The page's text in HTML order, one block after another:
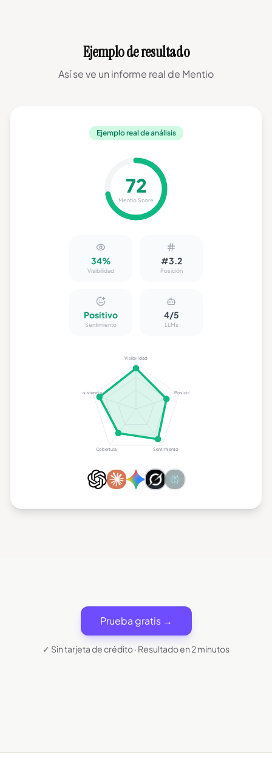
Ejemplo de resultado
Así se ve un informe real de Mentio
Ejemplo real de análisis
72
Mentio Score
34%
Visibilidad
#3.2
Posición
Positivo
Sentimiento
4/5
LLMs
Visibilidad
Posición
Sentimiento
Cobertura
Consistencia
Prueba gratis →
✓ Sin tarjeta de crédito · Resultado en 2 minutos